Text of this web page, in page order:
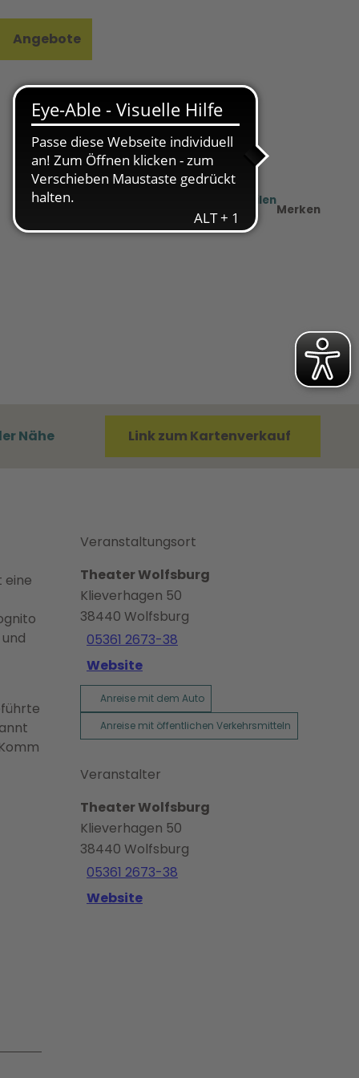
Angebote
PDF
Teilen
Merken
Nähe Link zum Kartenverkauf
eine
Veranstaltungsort
Theater Wolfsburg
Klieverhagen 50
38440 Wolfsburg
05361 2673-38
Website
Anreise mit dem Auto
Anreise mit öffentlichen Verkehrsmitteln
Veranstalter
Theater Wolfsburg
Klieverhagen 50
38440 Wolfsburg
05361 2673-38
Website